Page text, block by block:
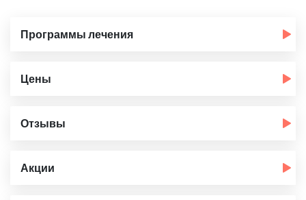
Программы лечения
Цены
Отзывы
Акции